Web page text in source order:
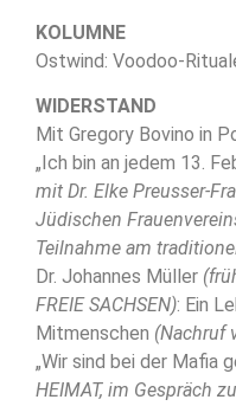
KOLUMNE
Ostwind: Voodoo-
WIDERSTAND
Mit Gregory Bovino in
„Ich bin an jedem 13.
mit Dr. Elke Preusser-
Jüdischen
Teilnahme am
Dr. Johannes Müller
FREIE SACHSEN): Ein
Mitmenschen (Nachruf
„Wir sind bei der Mafia
HEIMAT, im Gespräch